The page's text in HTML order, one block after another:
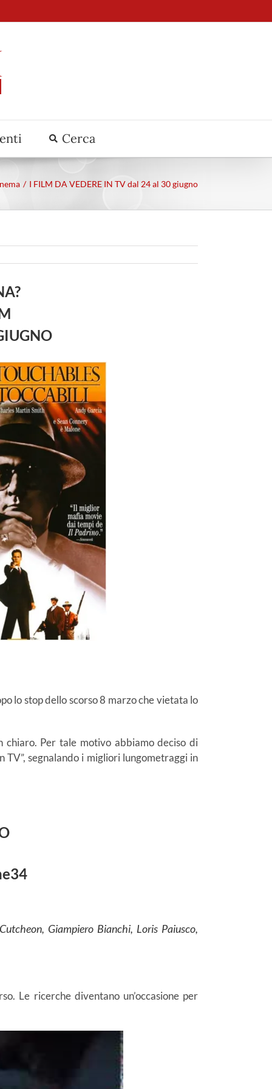
Cerca
I FILM DA VEDERE IN TV dal 24 al 30 giugno
lo stop dello scorso 8 marzo che vietata lo
Per tale motivo abbiamo deciso di
segnalando i migliori lungometraggi in
Giampiero Bianchi, Loris Paiusco,
Le ricerche diventano un’occasione per